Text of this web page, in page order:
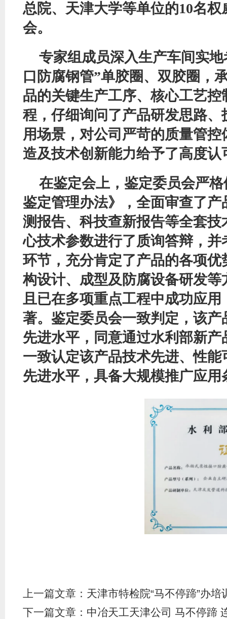
总院、天津大学等单位的10名
会。
专家组成员深入生产车间实地
口防腐钢管”单胶圈、双胶圈，
品的关键生产工序、核心工艺
程，仔细询问了产品研发思路
用场景，对公司严苛的质量管
造及技术创新能力给予了高度认
在鉴定会上，鉴定委员会严
鉴定管理办法》，全面审查了
测报告、科技查新报告等全套
心技术参数进行了质询答辩 ， 并
环节，充分肯定了产品的各项
构设计、成型及防腐设备研发
且已在多项重点工程中成功应
著。鉴定委员会一致判定，该
先进水平，同意通过水利部新
一致认定该产品技术先进、性
先进水平，具备大规模推广应用
上一篇文章： 天津市特检院“马不停蹄”办培
下一篇文章： 中冶天工天津公司 马不停蹄